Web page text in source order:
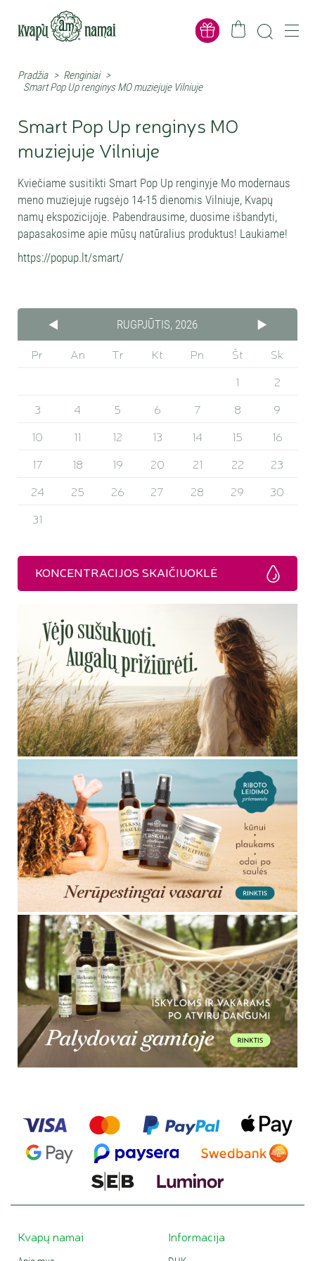
Pradžia > Renginiai >
Smart Pop Up renginys MO muziejuje Vilniuje
Smart Pop Up renginys MO
muziejuje Vilniuje
Kviečiame susitikti Smart Pop Up renginyje Mo modernaus
meno muziejuje rugsėjo 14-15 dienomis Vilniuje, Kvapų
namų ekspozicijoje. Pabendrausime, duosime išbandyti,
papasakosime apie mūsų natūralius produktus! Laukiame!
https://popup.lt/smart/
RUGPJŪTIS, 2026
Pr An Tr Kt Pn Št
Sk
1
2
3
4 5 6 7 8
9
10
11 12 13 14 15
16
17
18 19 20 21 22
23
24
25 26 27 28 29
30
31
KONCENTRACIJOS SKAIČIUOKLĖ
Kvapų namai Informacija